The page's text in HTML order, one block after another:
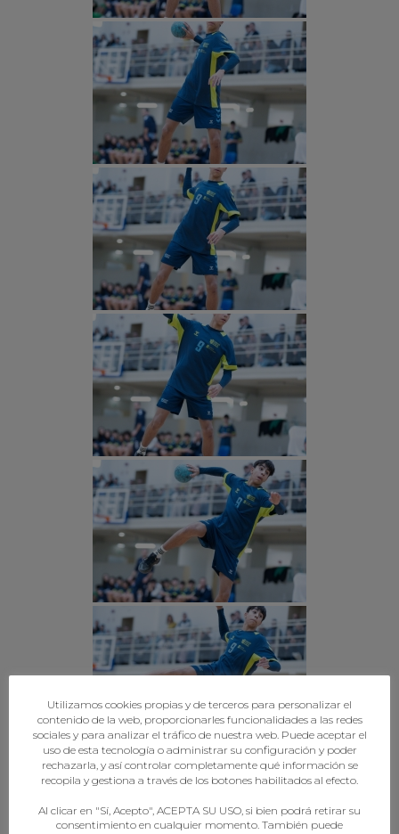
Utilizamos cookies propias y de terceros para personalizar el
contenido de la web, proporcionarles funcionalidades a las redes
sociales y para analizar el tráfico de nuestra web. Puede aceptar el
uso de esta tecnología o administrar su configuración y poder
rechazarla, y así controlar completamente qué información se
recopila y gestiona a través de los botones habilitados al efecto.
Al clicar en "Sí, Acepto", ACEPTA SU USO, si bien podrá retirar su
consentimiento en cualquier momento. También puede